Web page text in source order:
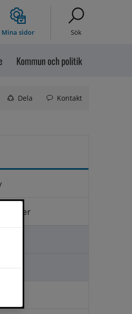
Mina sidor Sök
Kommun och politik
Dela Kontakt